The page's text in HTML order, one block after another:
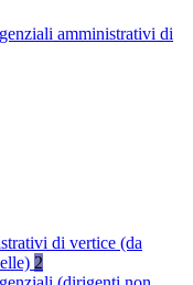
amministrativi di
di vertice (da
2